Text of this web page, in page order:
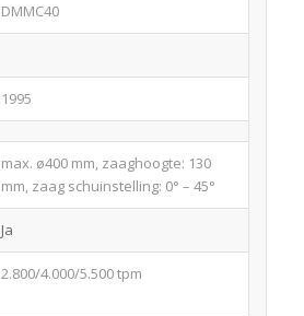
DMMC40
1995
max. ø400 mm, zaaghoogte: 130
mm, zaag schuinstelling: 0° – 45°
Ja
2.800/4.000/5.500 tpm